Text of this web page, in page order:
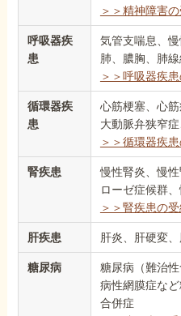
＞＞精神障害
呼吸器疾
患
気管支喘息、
肺、膿胸、肺
＞＞呼吸器疾
循環器疾
患
心筋梗塞、心筋
大動脈弁狭窄
＞＞循環器疾
腎疾患
慢性腎炎、慢
ローゼ症候群
＞＞腎疾患の
肝疾患 肝炎、肝硬変
糖尿病
糖尿病（難治
病性網膜症な
合併症